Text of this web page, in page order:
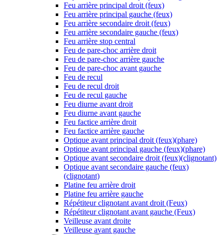
Feu arrière principal droit (feux)
Feu arrière principal gauche (feux)
Feu arrière secondaire droit (feux)
Feu arrière secondaire gauche (feux)
Feu arrière stop central
Feu de pare-choc arrière droit
Feu de pare-choc arrière gauche
Feu de pare-choc avant gauche
Feu de recul
Feu de recul droit
Feu de recul gauche
Feu diurne avant droit
Feu diurne avant gauche
Feu factice arrière droit
Feu factice arrière gauche
Optique avant principal droit (feux)(phare)
Optique avant principal gauche (feux)(phare)
Optique avant secondaire droit (feux)(clignotant)
Optique avant secondaire gauche (feux)
(clignotant)
Platine feu arrière droit
Platine feu arrière gauche
Répétiteur clignotant avant droit (Feux)
Répétiteur clignotant avant gauche (Feux)
Veilleuse avant droite
Veilleuse avant gauche